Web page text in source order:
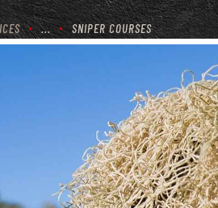
... SNIPER COURSES